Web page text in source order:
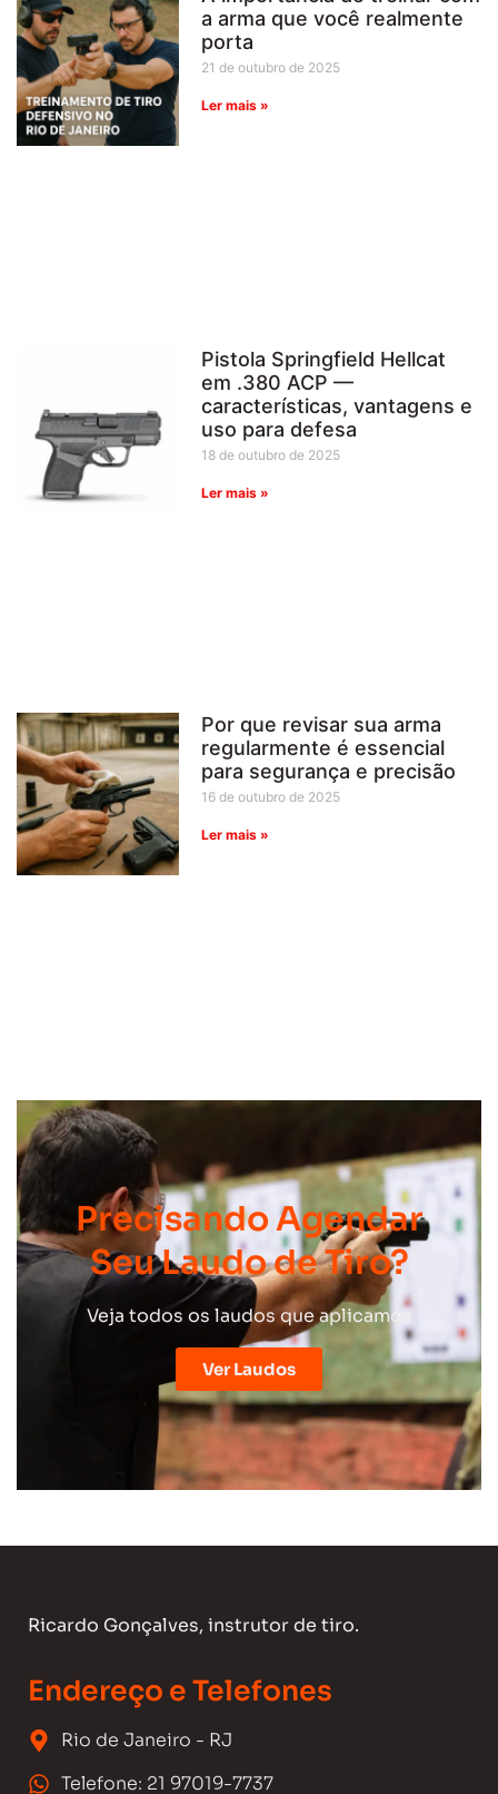
a arma que você realmente
porta
21 de outubro de 2025
Ler mais »
Pistola Springfield Hellcat
em .380 ACP —
características, vantagens e
uso para defesa
18 de outubro de 2025
Ler mais »
Por que revisar sua arma
regularmente é essencial
para segurança e precisão
16 de outubro de 2025
Ler mais »
Precisando Agendar
Seu Laudo de Tiro?
Veja todos os laudos que aplicamos
Ver Laudos
Ricardo Gonçalves, instrutor de tiro.
Endereço e Telefones
Rio de Janeiro - RJ
Telefone: 21 97019-7737